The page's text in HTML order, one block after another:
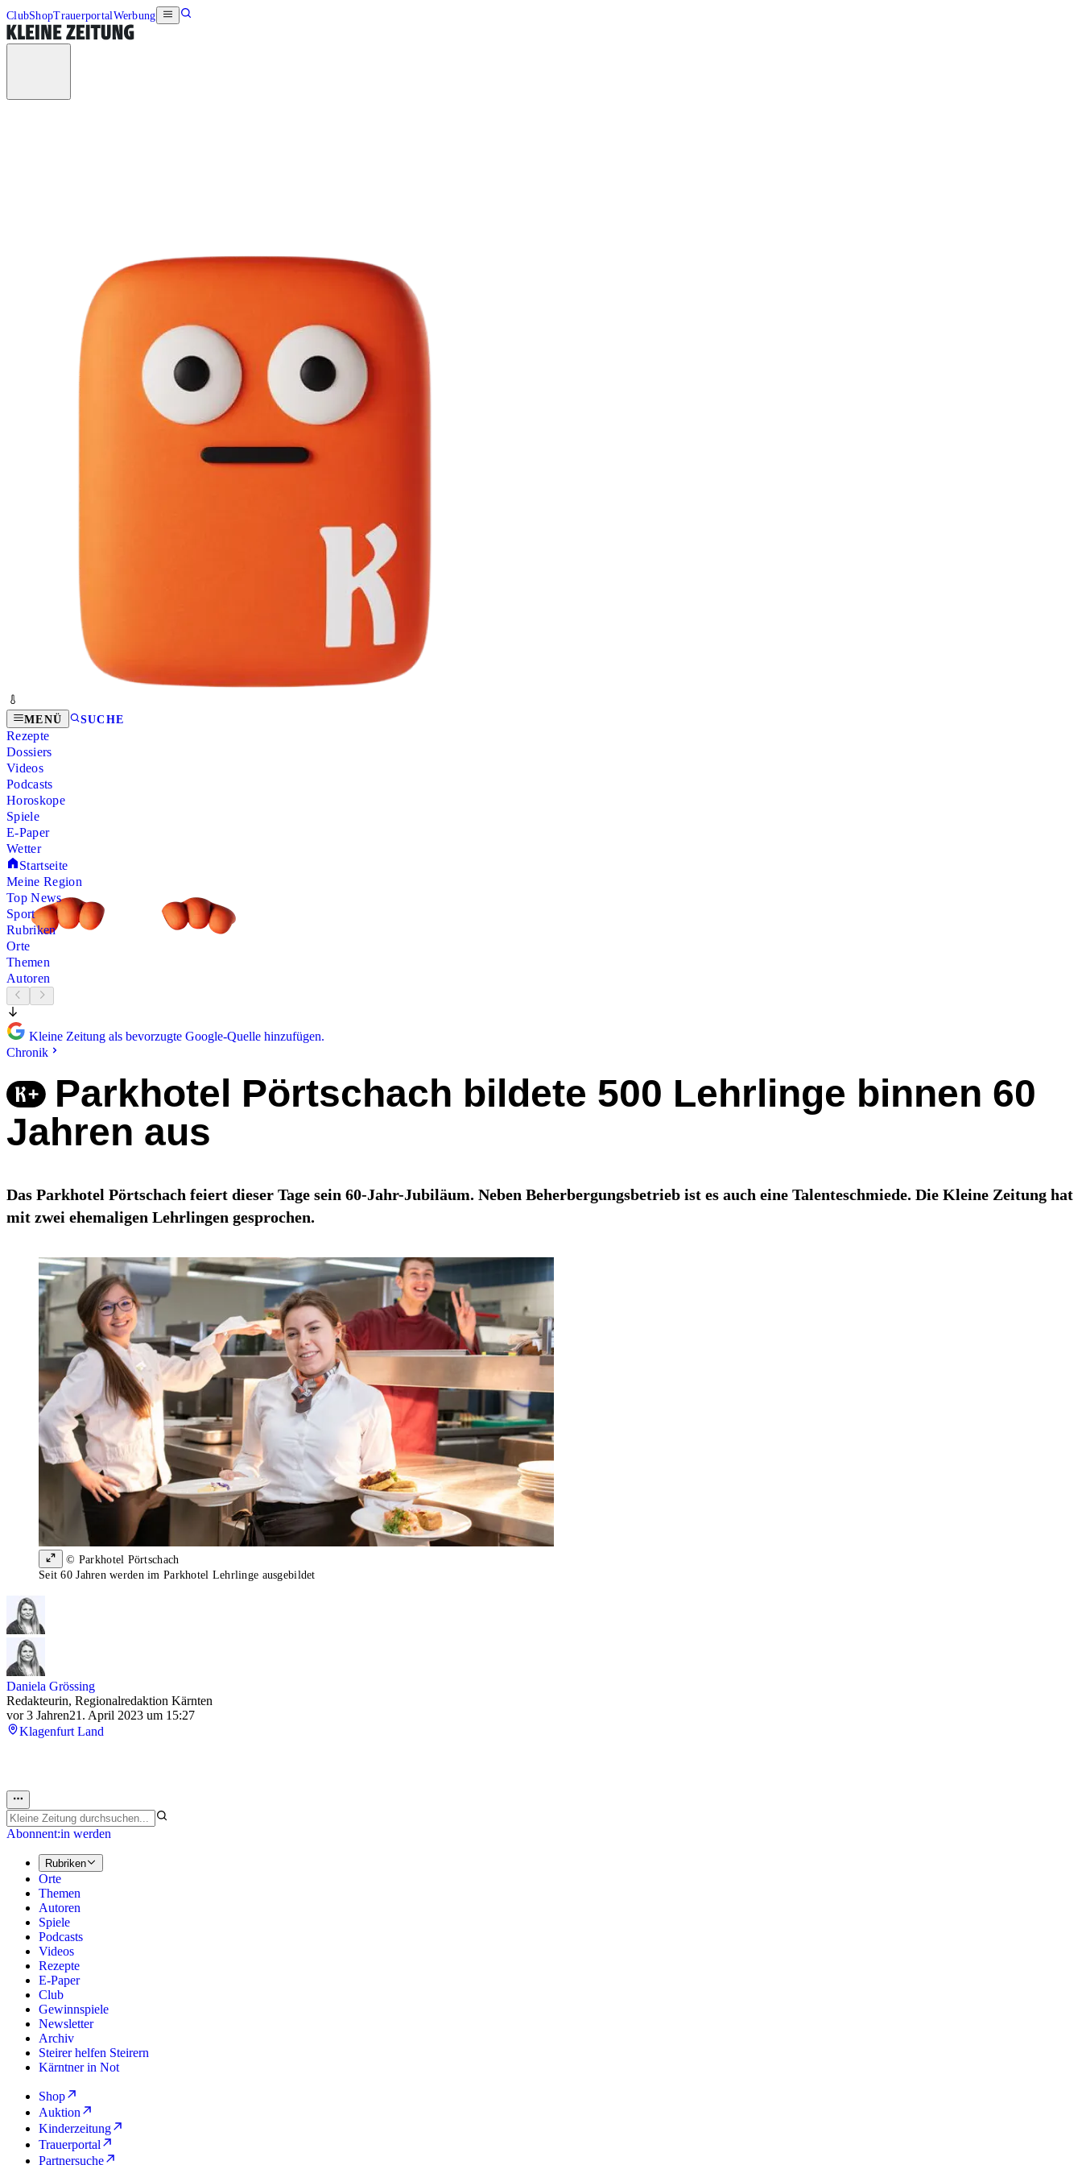
ClubShopTrauerportalWerbung
MENÜ SUCHE
Rezepte
Dossiers
Videos
Podcasts
Horoskope
Spiele
E-Paper
Wetter
Startseite
Meine Region
Top News
Sport
Rubriken
Orte
Themen
Autoren
Kleine Zeitung als bevorzugte Google-Quelle hinzufügen.
Chronik
Parkhotel Pörtschach bildete 500 Lehrlinge binnen 60
Jahren aus
Das Parkhotel Pörtschach feiert dieser Tage sein 60-Jahr-Jubiläum. Neben Beherbergungsbetrieb ist es auch eine Talenteschmiede. Die Kleine Zeitung hat
mit zwei ehemaligen Lehrlingen gesprochen.
© Parkhotel Pörtschach
Seit 60 Jahren werden im Parkhotel Lehrlinge ausgebildet
Daniela Grössing
Redakteurin, Regionalredaktion Kärnten
vor 3 Jahren21. April 2023 um 15:27
Klagenfurt Land
Abonnent:in werden
Rubriken
Orte
Themen
Autoren
Spiele
Podcasts
Videos
Rezepte
E-Paper
Club
Gewinnspiele
Newsletter
Archiv
Steirer helfen Steirern
Kärntner in Not
Shop
Auktion
Kinderzeitung
Trauerportal
Partnersuche